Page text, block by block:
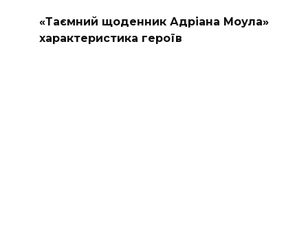
«Таємний щоденник Адріана Моула»
характеристика героїв